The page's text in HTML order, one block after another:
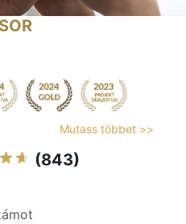
Mutass többet >>
(843)